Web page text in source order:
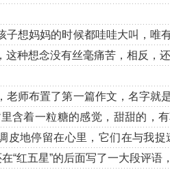
想妈妈的时候都哇哇大叫，唯
这种想念没有丝毫痛苦，相反，
师布置了第一篇作文，名字就
含着一粒糖的感觉，甜甜的，
皮地停留在心里，它们在与我
“红五星”的后面写了一大段评语